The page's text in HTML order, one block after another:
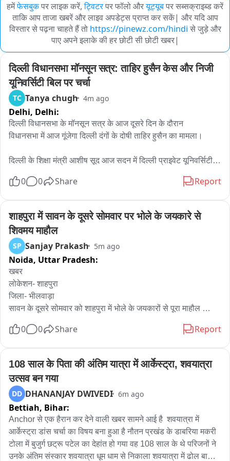
हमेंफेसबुकपर लाइक करें, ट्विटरपर फॉलो औरयूट्यूबपर सब्सक्राइब्ड करें
ताकि आप ताजा खबरें और लाइव अपडेट्स प्राप्त कर सकें| और यदि आप
विस्तार से पढ़ना चाहते हैं तो https://pinewz.com/hindi से जुड़े और
पाए अपने इलाके की हर छोटी सी छोटी खबर|
दिल्ली विधानसभा मॉनसून सत्र: ताहिर हुसैन केस और निजी
यूनिवर्सिटी बिल पर चर्चा
TC Tanya chugh 4m ago
Delhi, Delhi:
दिल्ली विधानसभा के मॉनसून सत्र के आज दूसरे दिन के दौरान
विधानसभा में आज गूंजेगा दिल्ली दंगों के दोषी ताहिर हुसैन का मामला।
दिल्ली के शिक्षा मंत्री आशीष सूद आज सदन में दिल्ली प्राइवेट यूनिवर्सिटी
बिल पेश करेंगे।
दिल्ली विधानसभा में आज कैग रिपोर्ट पर चर्चा होगी जिसमें दिल्ली सरकार के
2019 से 2023 के बीच राजस्व में 220 करोड़ की वित्तीय गड़बड़ियां का
जिक्र है。
दिल्ली के पर्यटन मंत्री कपिल मिश्रा द्वारा पेश पुराने ब्रेड एंड ब्रेकफास्ट
एक्ट को वापस लेने पर चर्चा होगी。
0 0 Share Report
शाहपुरा में सावन के दूसरे सोमवार पर भोले के जयकारे से
शिवमय माहौल
SP Sanjay Prakash 5m ago
Noida, Uttar Pradesh:
खबर
लोकेशन- शाहपुरा
जिला- भीलवाड़ा
सावन के दूसरे सोमवार को शाहपुरा में भोले के जयकारों से पूरा माहौल
और कदमा महादेव मंदिरों में भक्तों का तांता लगा रहा। हर हर महादेव के
सुख-समृद्धि की कामना की। मंदिर परिसरों में सुबह से ही आस्था का
जनसैलाब उमड़ रहा है भोले को ले रिझाने का प्रयास कर रहे हैं, इस अवसर
पर प्रशासन द्वारा सुरक्षा के पुख्ता इंतजाम किए गया है।
0 0 Share Report
108 साल के पिता की अंतिम यात्रा में आर्केस्ट्रा, शवयात्रा
उत्सव बन गया
DD DHANANJAY DWIVEDI 6m ago
Bettiah, Bihar:
Anchor से एक हैरान कर देने वाली खबर सामने आई है  शवयात्रा में
आर्केस्ट्रा डांस चर्चा का विषय बना हुआ है नौतन प्रखंड के डाबरिया मकरी
टोला में बुजुर्ग छट्रू पटेल का देहांत हो गया वह 108 साल के थे परिजनों ने
उनके अंतिम संस्कार शवयात्रा धूम धाम से निकाला शवयात्रा में ढोल बाजा